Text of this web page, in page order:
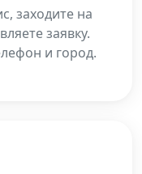
заходите на
заявку.
и город.